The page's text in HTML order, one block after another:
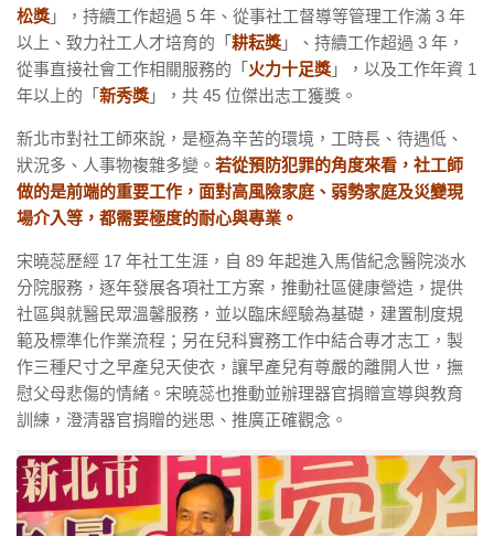
松獎 」，持續工作超過 5 年、從事社工督導等管理工作滿 3 年
以上、致力社工人才培育的「 耕耘獎 」、持續工作超過 3 年，
從事直接社會工作相關服務的「 火力十足獎 」，以及工作年資 1
年以上的「 新秀獎 」，共 45 位傑出志工獲獎。
新北市對社工師來說，是極為辛苦的環境，工時長、待遇低、
狀況多、人事物複雜多變。 若從預防犯罪的角度來看，社工師
做的是前端的重要工作，面對高風險家庭、弱勢家庭及災變現
場介入等，都需要極度的耐心與專業。
宋曉蕊歷經 17 年社工生涯，自 89 年起進入馬偕紀念醫院淡水
分院服務，逐年發展各項社工方案，推動社區健康營造，提供
社區與就醫民眾溫馨服務，並以臨床經驗為基礎，建置制度規
範及標準化作業流程；另在兒科實務工作中結合專才志工，製
作三種尺寸之早產兒天使衣，讓早產兒有尊嚴的離開人世，撫
慰父母悲傷的情緒。宋曉蕊也推動並辦理器官捐贈宣導與教育
訓練，澄清器官捐贈的迷思、推廣正確觀念。